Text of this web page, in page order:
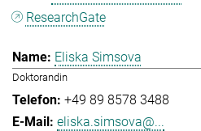
ResearchGate
Eliska Simsova
Doktorandin
+49 89 8578 3488
eliska.simsova@...